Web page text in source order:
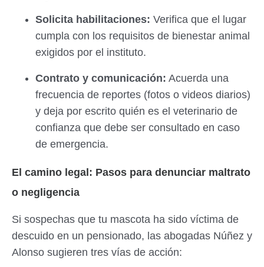
Solicita habilitaciones: Verifica que el lugar
cumpla con los requisitos de bienestar animal
exigidos por el instituto.
Contrato y comunicación: Acuerda una
frecuencia de reportes (fotos o videos diarios)
y deja por escrito quién es el veterinario de
confianza que debe ser consultado en caso
de emergencia.
El camino legal: Pasos para denunciar maltrato
o negligencia
Si sospechas que tu mascota ha sido víctima de
descuido en un pensionado, las abogadas Núñez y
Alonso sugieren tres vías de acción: